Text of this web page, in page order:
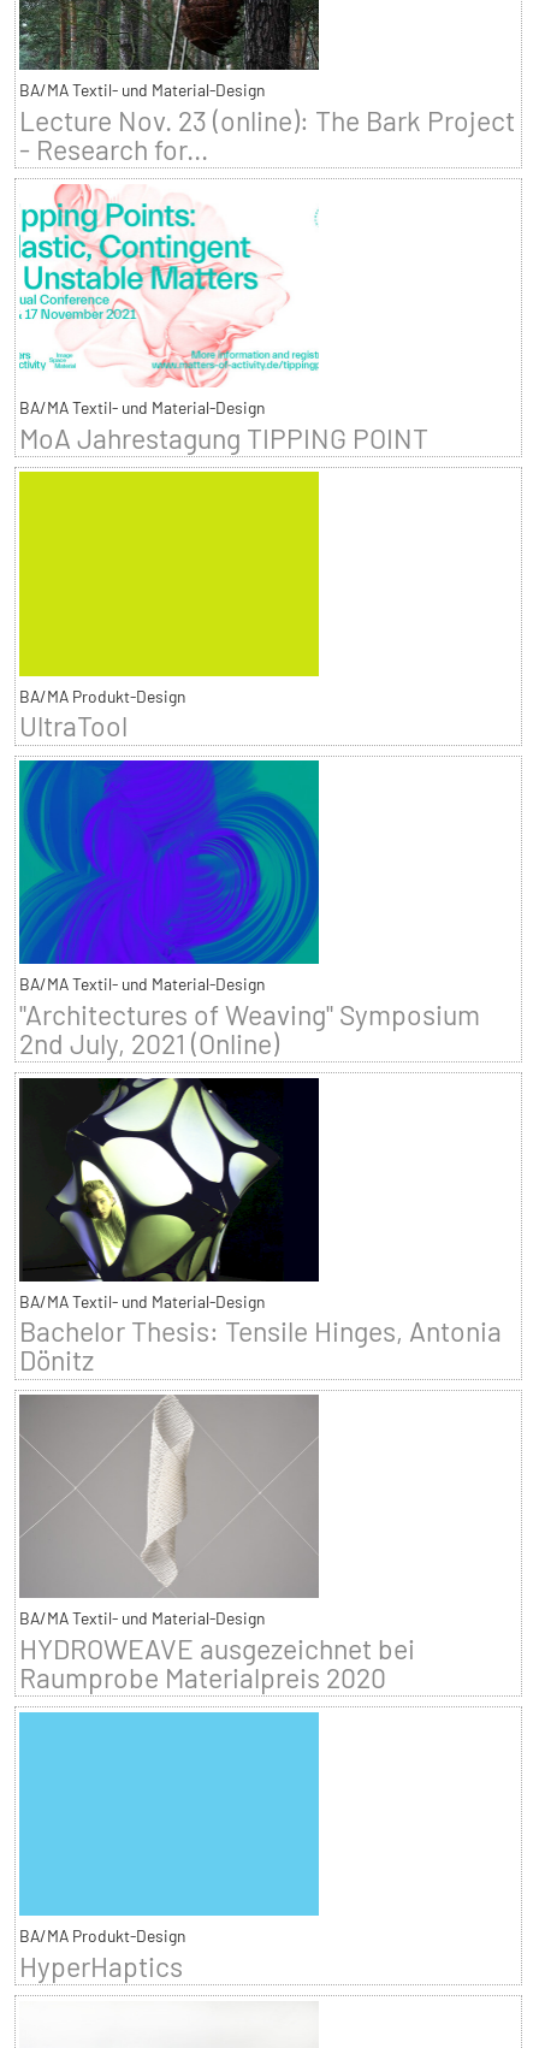
BA/MA Textil- und Material-Design
Lecture Nov. 23 (online): The Bark Project
- Research for...
BA/MA Textil- und Material-Design
MoA Jahrestagung TIPPING POINT
BA/MA Produkt-Design
UltraTool
BA/MA Textil- und Material-Design
"Architectures of Weaving" Symposium
2nd July, 2021 (Online)
BA/MA Textil- und Material-Design
Bachelor Thesis: Tensile Hinges, Antonia
Dönitz
BA/MA Textil- und Material-Design
HYDROWEAVE ausgezeichnet bei
Raumprobe Materialpreis 2020
BA/MA Produkt-Design
HyperHaptics